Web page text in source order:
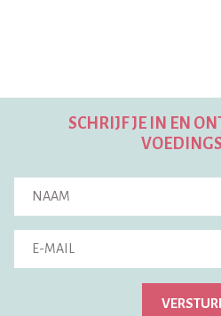
SCHRIJF JE IN EN